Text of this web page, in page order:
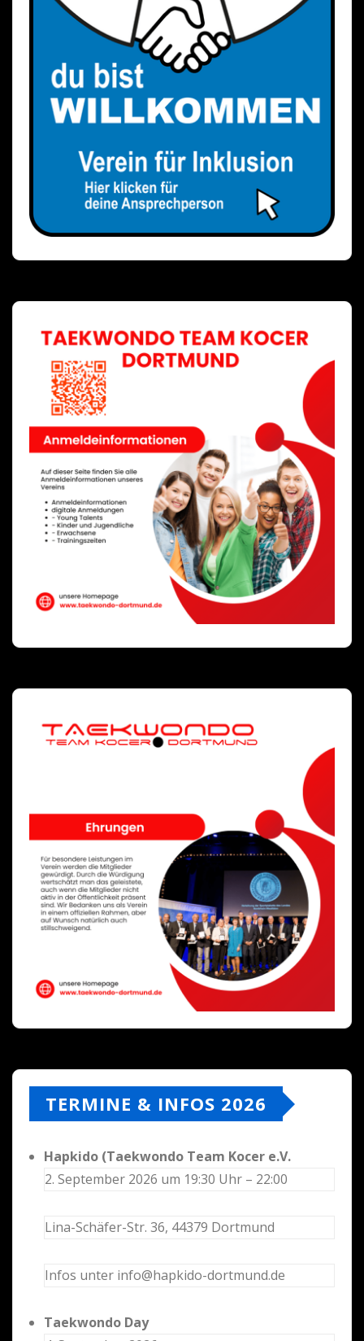
TERMINE & INFOS 2026
Hapkido (Taekwondo Team Kocer e.V.
2. September 2026 um 19:30 Uhr – 22:00
Lina-Schäfer-Str. 36, 44379 Dortmund
Infos unter info@hapkido-dortmund.de
Taekwondo Day